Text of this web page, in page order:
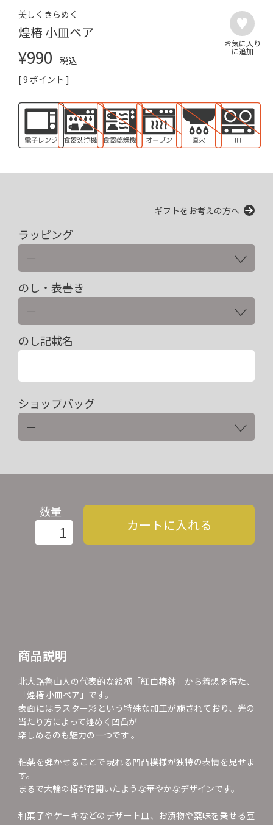
美しくきらめく
煌椿 小皿ペア
¥990
税込
[9 ポイント ]
ギフトをお考えの方へ
ラッピング
のし・表書き
のし記載名
ショップバッグ
数量
カートに入れる
商品説明
北大路魯山人の代表的な絵柄「紅白椿鉢」から着想を得た、
「煌椿 小皿ペア」です。
表面にはラスター彩という特殊な加工が施されており、光の
当たり方によって煌めく凹凸が
楽しめるのも魅力の一つです 。
釉薬を弾かせることで現れる凹凸模様が独特の表情を見せま
す。
まるで大輪の椿が花開いたような華やかなデザインです。
和菓子やケーキなどのデザート皿、お漬物や薬味を乗せる豆